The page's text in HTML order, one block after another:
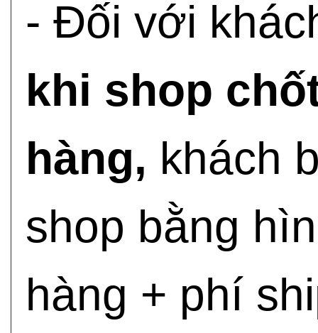
- Đối với
khi shop
hàng, khách
shop bằng
hàng + phí